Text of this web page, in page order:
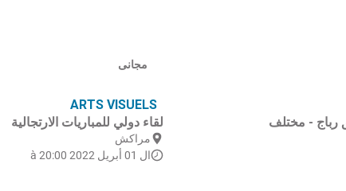
مجانى
ARTS VISUELS
لقاء دولي للمباريات الارتجالية
مراكش
ال 01 أبريل 2022 à 20:00
رباج - مختلف